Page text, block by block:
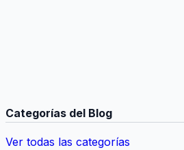
Categorías del Blog
Ver todas las categorías